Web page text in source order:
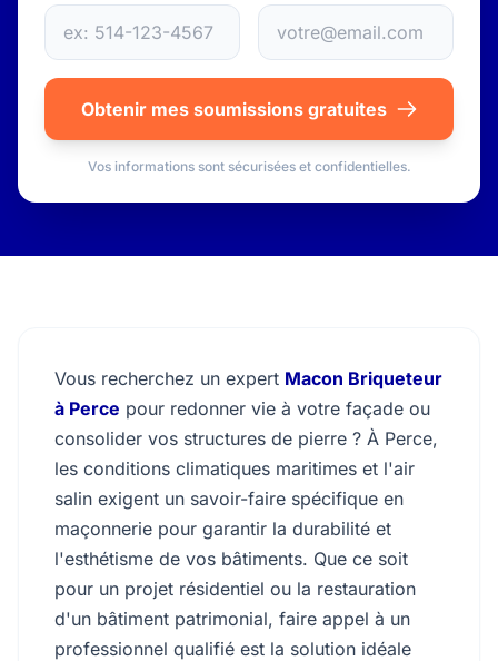
Obtenir mes soumissions gratuites
Vos informations sont sécurisées et confidentielles.
Vous recherchez un expert Macon Briqueteur
à Perce pour redonner vie à votre façade ou
consolider vos structures de pierre ? À Perce,
les conditions climatiques maritimes et l'air
salin exigent un savoir-faire spécifique en
maçonnerie pour garantir la durabilité et
l'esthétisme de vos bâtiments. Que ce soit
pour un projet résidentiel ou la restauration
d'un bâtiment patrimonial, faire appel à un
professionnel qualifié est la solution idéale